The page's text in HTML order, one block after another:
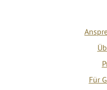
Für